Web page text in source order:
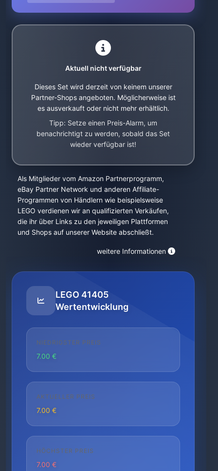
Aktuell nicht verfügbar
Dieses Set wird derzeit von keinem unserer
Partner-Shops angeboten. Möglicherweise ist
es ausverkauft oder nicht mehr erhältlich.
Tipp: Setze einen Preis-Alarm, um
benachrichtigt zu werden, sobald das Set
wieder verfügbar ist!
Als Mitglieder vom Amazon Partnerprogramm,
eBay Partner Network und anderen Affiliate-
Programmen von Händlern wie beispielsweise
LEGO verdienen wir an qualifizierten Verkäufen,
die ihr über Links zu den jeweiligen Plattformen
und Shops auf unserer Website abschließt.
weitere Informationen
LEGO 41405
Wertentwicklung
NIEDRIGSTER PREIS
7.00 €
AKTUELLER PREIS
7.00 €
HÖCHSTER PREIS
7.00 €